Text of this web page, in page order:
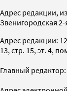
Адрес редакции,
Звенигородская 2-
Адрес редакции:
13, стр. 15, эт. 4,
Главный